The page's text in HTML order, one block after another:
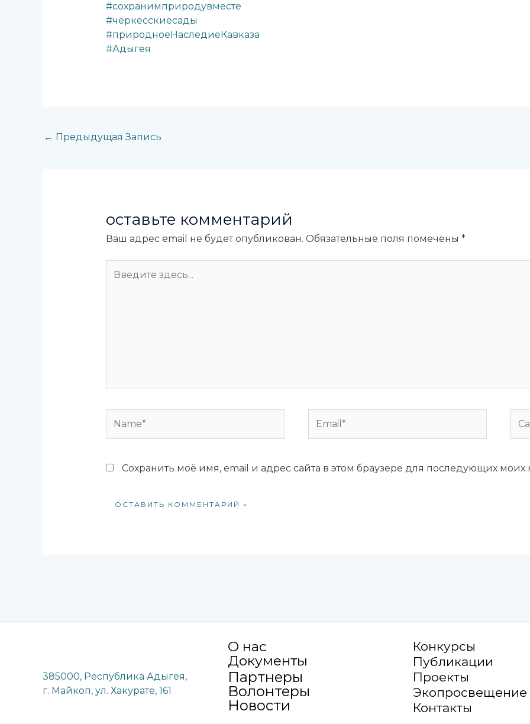
#сохранимприродувместе
#черкесскиесады
#природноеНаследиеКавказа
#Адыгея
← Предыдущая Запись
оставьте комментарий
Ваш адрес email не будет опубликован. Обязательные поля помечены *
здесь...
Сохранить моё имя, email и адрес сайта в этом браузере для последующих моих
385000, Республика Адыгея,
г. Майкоп, ул. Хакурате, 161
О нас
Документы
Партнеры
Волонтеры
Новости
Конкурсы
Публикации
Проекты
Экопросвещение
Контакты